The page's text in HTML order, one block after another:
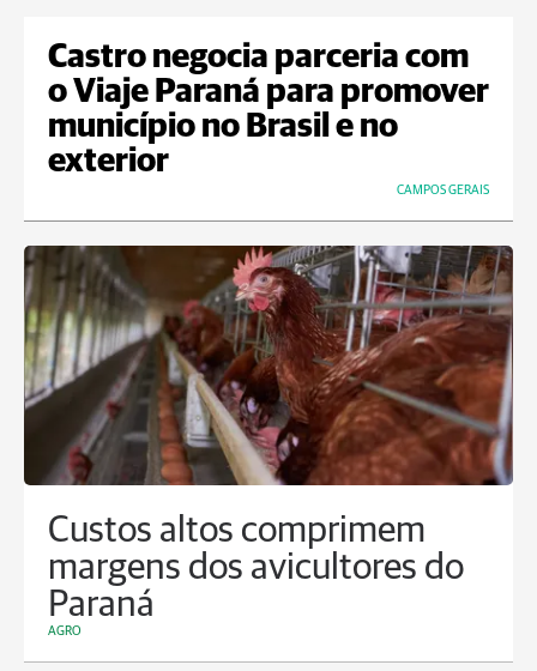
Castro negocia parceria com
o Viaje Paraná para promover
município no Brasil e no
exterior
CAMPOS GERAIS
Custos altos comprimem
margens dos avicultores do
Paraná
AGRO